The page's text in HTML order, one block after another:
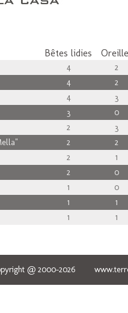
Bêtes lidies
4
2
4
2
4
3
3
0
2
3
2
2
2
1
2
0
1
0
1
1
1 1
@ 2000-2026